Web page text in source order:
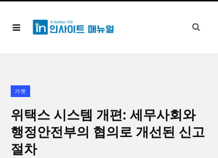
가젯
위택스 시스템 개편: 세무사회와
행정안전부의 협의로 개선된 신고
절차